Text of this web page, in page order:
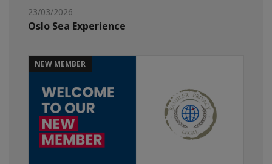
23/03/2026
Oslo Sea Experience
NEW MEMBER